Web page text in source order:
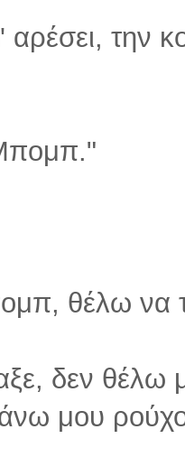
την
θέλω να
δεν
μου